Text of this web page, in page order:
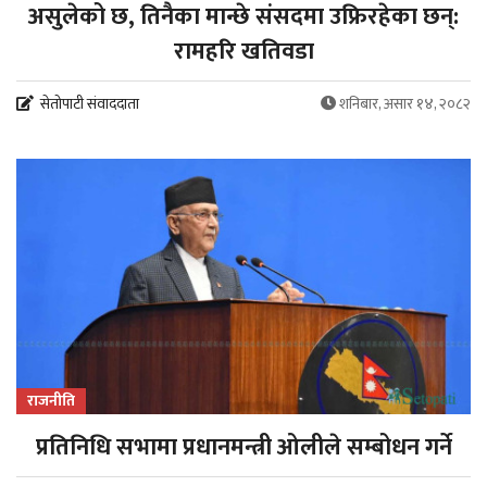
असुलेको छ, तिनैका मान्छे संसदमा उफ्रिरहेका छन्:
रामहरि खतिवडा
सेतोपाटी संवाददाता शनिबार, असार १४, २०८२
राजनीति
प्रतिनिधि सभामा प्रधानमन्त्री ओलीले सम्बोधन गर्ने